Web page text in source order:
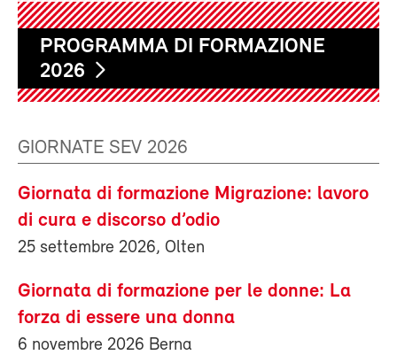
PROGRAMMA DI FORMAZIONE
2026
GIORNATE SEV 2026
Giornata di formazione Migrazione: lavoro
di cura e discorso d’odio
25 settembre 2026, Olten
Giornata di formazione per le donne: La
forza di essere una donna
6 novembre 2026 Berna